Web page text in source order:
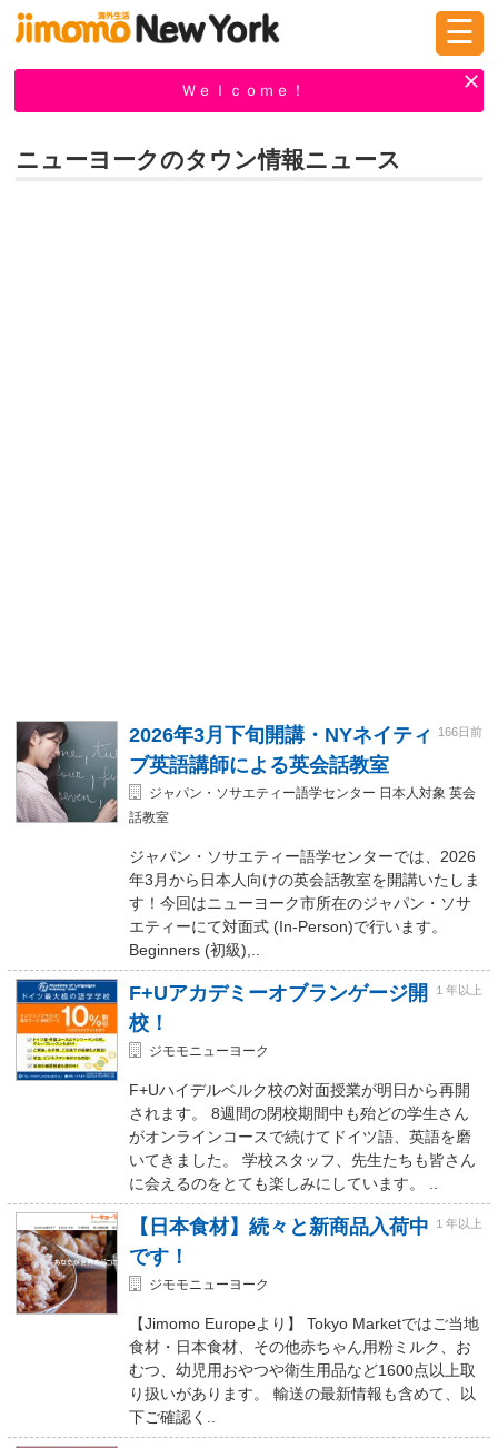
☰
Ｗｅｌｃｏｍｅ！
ニューヨークのタウン情報ニュース
2026年3月下旬開講・NYネイティ
ブ英語講師による英会話教室
166日前
ジャパン・ソサエティー語学センター 日本人対象 英会
話教室
ジャパン・ソサエティー語学センターでは、2026
年3月から日本人向けの英会話教室を開講いたしま
す！今回はニューヨーク市所在のジャパン・ソサ
エティーにて対面式 (In-Person)で行います。
Beginners (初級),..
F+Uアカデミーオブランゲージ開
校！
１年以上
ジモモニューヨーク
F+Uハイデルベルク校の対面授業が明日から再開
されます。 8週間の閉校期間中も殆どの学生さん
がオンラインコースで続けてドイツ語、英語を磨
いてきました。 学校スタッフ、先生たちも皆さん
に会えるのをとても楽しみにしています。 ..
【日本食材】続々と新商品入荷中
です！
１年以上
ジモモニューヨーク
【Jimomo Europeより】 Tokyo Marketではご当地
食材・日本食材、その他赤ちゃん用粉ミルク、お
むつ、幼児用おやつや衛生用品など1600点以上取
り扱いがあります。 輸送の最新情報も含めて、以
下ご確認く..